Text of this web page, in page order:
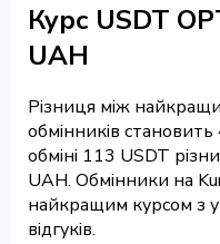
Курс USDT
UAH
Різниця між
обмінників
обміні 113 USDT
UAH. Обмінники на
найкращим курсом з
відгуків.